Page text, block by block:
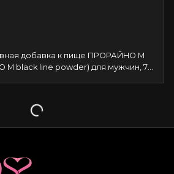
добавка к пище ПРОРАЙНО М
M black line powder) для мужчин, 7
Загрузка